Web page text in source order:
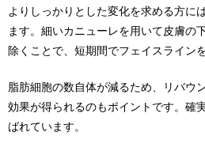
よりしっかりとした変化を求める方に
ます。細いカニューレを用いて皮膚の
除くことで、短期間でフェイスライン
脂肪細胞の数自体が減るため、リバウ
効果が得られるのもポイントです。確
ばれています。